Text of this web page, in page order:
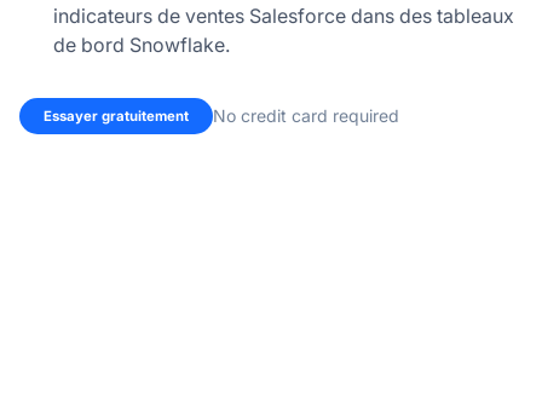
indicateurs de ventes Salesforce dans des tableaux
de bord Snowflake.
Essayer gratuitement No credit card required